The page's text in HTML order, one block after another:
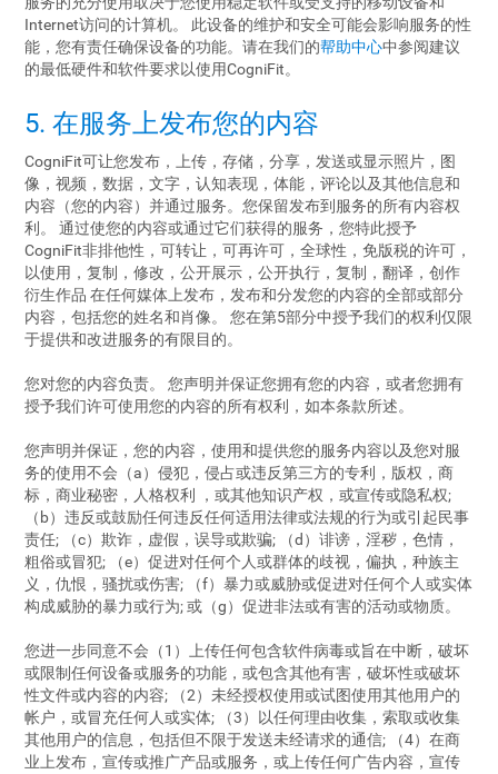
Internet访问的计算机。 此设备的维护和安全可能会影响服务的性
能，您有责任确保设备的功能。请在我们的帮助中心中参阅建议
的最低硬件和软件要求以使用CogniFit。
5. 在服务上发布您的内容
CogniFit可让您发布，上传，存储，分享，发送或显示照片，图
像，视频，数据，文字，认知表现，体能，评论以及其他信息和
内容（您的内容）并通过服务。您保留发布到服务的所有内容权
利。 通过使您的内容或通过它们获得的服务，您特此授予
CogniFit非排他性，可转让，可再许可，全球性，免版税的许可，
以使用，复制，修改，公开展示，公开执行，复制，翻译，创作
衍生作品 在任何媒体上发布，发布和分发您的内容的全部或部分
内容，包括您的姓名和肖像。 您在第5部分中授予我们的权利仅限
于提供和改进服务的有限目的。
您对您的内容负责。 您声明并保证您拥有您的内容，或者您拥有
授予我们许可使用您的内容的所有权利，如本条款所述。
您声明并保证，您的内容，使用和提供您的服务内容以及您对服
务的使用不会（a）侵犯，侵占或违反第三方的专利，版权，商
标，商业秘密，人格权利 ，或其他知识产权，或宣传或隐私权;
（b）违反或鼓励任何违反任何适用法律或法规的行为或引起民事
责任; （c）欺诈，虚假，误导或欺骗; （d）诽谤，淫秽，色情，
粗俗或冒犯; （e）促进对任何个人或群体的歧视，偏执，种族主
义，仇恨，骚扰或伤害; （f）暴力或威胁或促进对任何个人或实体
构成威胁的暴力或行为; 或（g）促进非法或有害的活动或物质。
您进一步同意不会（1）上传任何包含软件病毒或旨在中断，破坏
或限制任何设备或服务的功能，或包含其他有害，破坏性或破坏
性文件或内容的内容; （2）未经授权使用或试图使用其他用户的
帐户，或冒充任何人或实体; （3）以任何理由收集，索取或收集
其他用户的信息，包括但不限于发送未经请求的通信; （4）在商
业上发布，宣传或推广产品或服务，或上传任何广告内容，宣传